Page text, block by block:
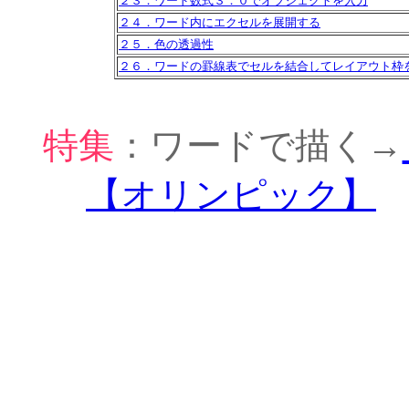
２４．ワード内にエクセルを展開する
２５．色の透過性
２６．ワードの罫線表でセルを結合してレイアウト枠
特集 ：ワードで描く→
【オリンピック】